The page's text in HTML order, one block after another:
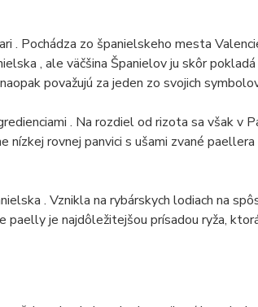
. Pochádza zo španielskeho mesta
, ale väčšina Španielov ju skôr
považujú za jeden zo svojich
. Na rozdiel od rizota sa však v
nízkej rovnej panvici s ušami zvané
. Vznikla na rybárskych lodiach na
paelly je najdôležitejšou prísadou ryža,